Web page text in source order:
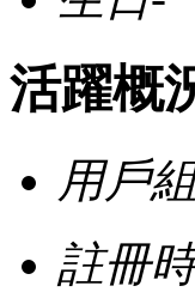
活躍概
用戶
註冊